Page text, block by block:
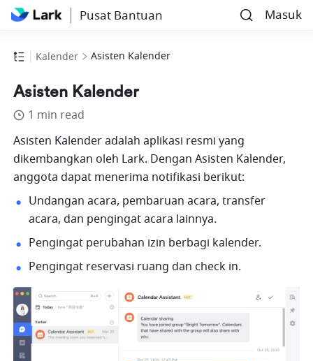
Pusat Bantuan Masuk
Kalender Asisten Kalender
Asisten Kalender
1 min read
Asisten Kalender adalah aplikasi resmi yang
dikembangkan oleh Lark. Dengan Asisten Kalender,
anggota dapat menerima notifikasi berikut:
Undangan acara, pembaruan acara, transfer
acara, dan pengingat acara lainnya.
Pengingat perubahan izin berbagi kalender.
Pengingat reservasi ruang dan check in.